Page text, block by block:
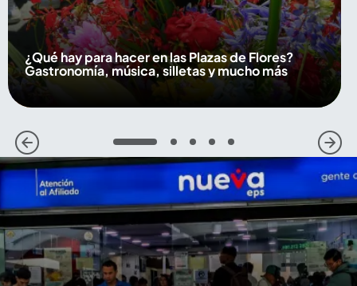
¿Qué hay para hacer en las Plazas de Flores?
Gastronomía, música, silletas y mucho más
1 2 3 4 5